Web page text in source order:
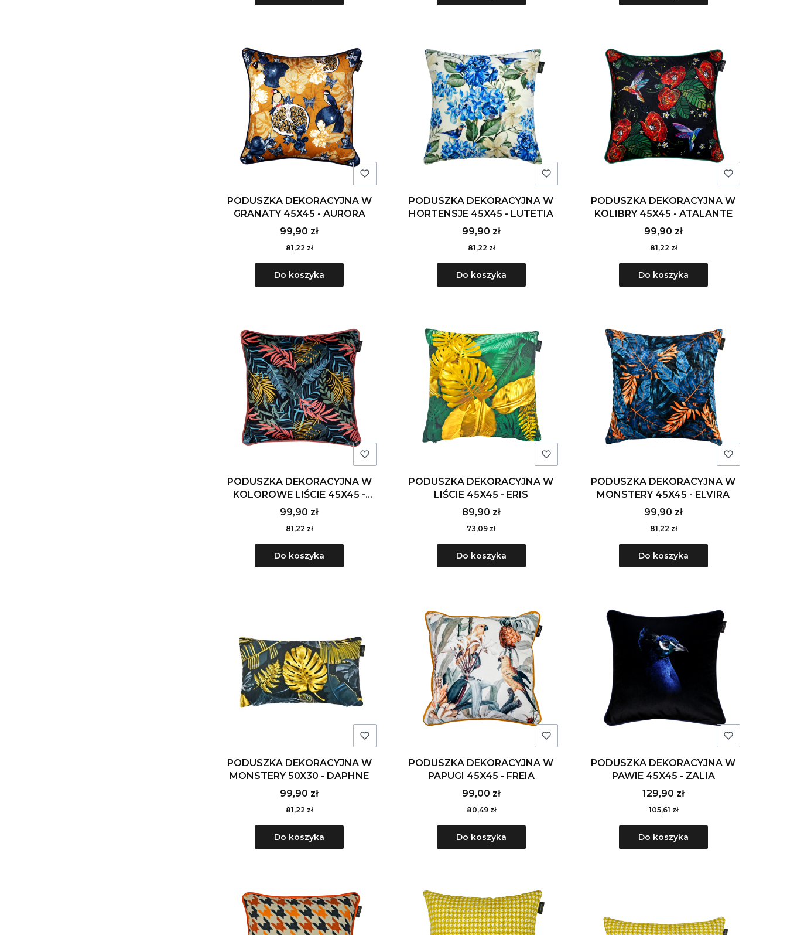
PODUSZKA DEKORACYJNA W
GRANATY 45X45 - AURORA
99,90 zł
81,22 zł
Do koszyka
PODUSZKA DEKORACYJNA W
HORTENSJE 45X45 - LUTETIA
99,90 zł
81,22 zł
Do koszyka
PODUSZKA DEKORACYJNA W
KOLIBRY 45X45 - ATALANTE
99,90 zł
81,22 zł
Do koszyka
PODUSZKA DEKORACYJNA W
KOLOROWE LIŚCIE 45X45 -
MIRIAM
99,90 zł
81,22 zł
Do koszyka
PODUSZKA DEKORACYJNA W
LIŚCIE 45X45 - ERIS
89,90 zł
73,09 zł
Do koszyka
PODUSZKA DEKORACYJNA W
MONSTERY 45X45 - ELVIRA
99,90 zł
81,22 zł
Do koszyka
PODUSZKA DEKORACYJNA W
MONSTERY 50X30 - DAPHNE
99,90 zł
81,22 zł
Do koszyka
PODUSZKA DEKORACYJNA W
PAPUGI 45X45 - FREIA
99,00 zł
80,49 zł
Do koszyka
PODUSZKA DEKORACYJNA W
PAWIE 45X45 - ZALIA
129,90 zł
105,61 zł
Do koszyka